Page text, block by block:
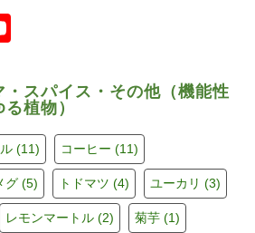
u
T
u
b
e
・スパイス・その他（機能性
植物）
(11) コーヒー (11)
グ (5) トドマツ (4) ユーカリ (3)
レモンマートル (2) 菊芋 (1)